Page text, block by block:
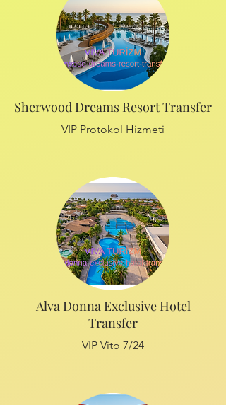
Sherwood Dreams Resort Transfer
VIP Protokol Hizmeti
Alva Donna Exclusive Hotel
Transfer
VIP Vito 7/24